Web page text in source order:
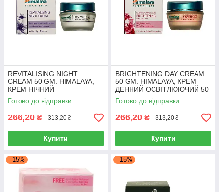
REVITALISING NIGHT
CREAM 50 GM. HIMALAYA,
КРЕМ НІЧНИЙ
ВІДНОВЛЮЮЧИЙ 50 ГРМ.
ХІМАЛАЯ
Готово до відправки
266,20 ₴ 313,20 ₴
Купити
BRIGHTENING DAY CREAM
50 GM. HIMALAYA, КРЕМ
ДЕННИЙ ОСВІТЛЮЮЧИЙ 50
ГРМ. ХІМАЛАЯ
Готово до відправки
266,20 ₴ 313,20 ₴
Купити
–15% –15%